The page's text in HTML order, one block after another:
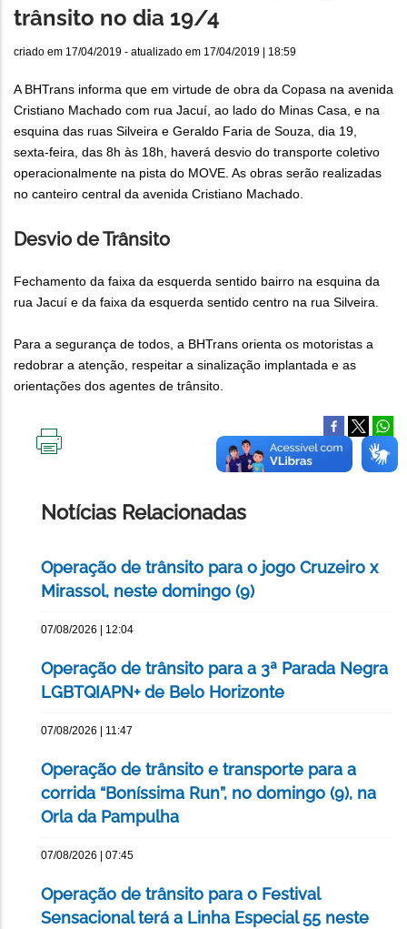
trânsito no dia 19/4
criado em 17/04/2019 - atualizado em 17/04/2019 | 18:59
A BHTrans informa que em virtude de obra da Copasa na avenida
Cristiano Machado com rua Jacuí, ao lado do Minas Casa, e na
esquina das ruas Silveira e Geraldo Faria de Souza, dia 19,
sexta-feira, das 8h às 18h, haverá desvio do transporte coletivo
operacionalmente na pista do MOVE. As obras serão realizadas
no canteiro central da avenida Cristiano Machado.
Desvio de Trânsito
Fechamento da faixa da esquerda sentido bairro na esquina da
rua Jacuí e da faixa da esquerda sentido centro na rua Silveira.
Para a segurança de todos, a BHTrans orienta os motoristas a
redobrar a atenção, respeitar a sinalização implantada e as
orientações dos agentes de trânsito.
Notícias Relacionadas
Operação de trânsito para o jogo Cruzeiro x
Mirassol, neste domingo (9)
07/08/2026 | 12:04
Operação de trânsito para a 3ª Parada Negra
LGBTQIAPN+ de Belo Horizonte
07/08/2026 | 11:47
Operação de trânsito e transporte para a
corrida “Boníssima Run”, no domingo (9), na
Orla da Pampulha
07/08/2026 | 07:45
Operação de trânsito para o Festival
Sensacional terá a Linha Especial 55 neste